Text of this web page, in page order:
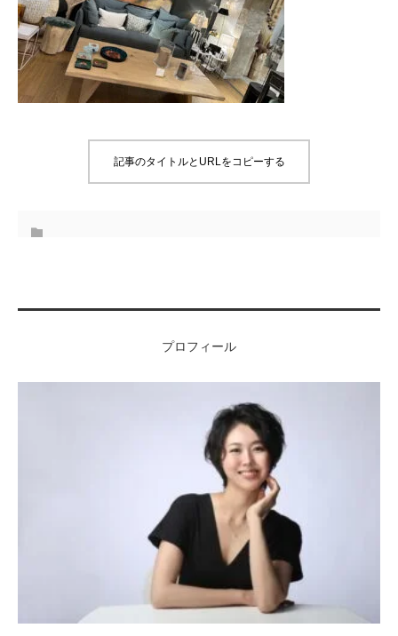
記事のタイトルとURLをコピーする
プロフィール